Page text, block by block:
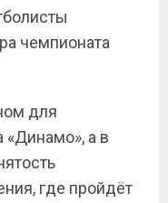
чемпионата
для
а в
где пройдёт